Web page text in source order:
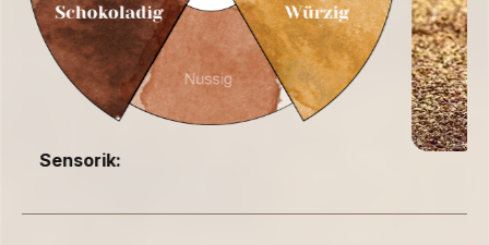
Sensorik: